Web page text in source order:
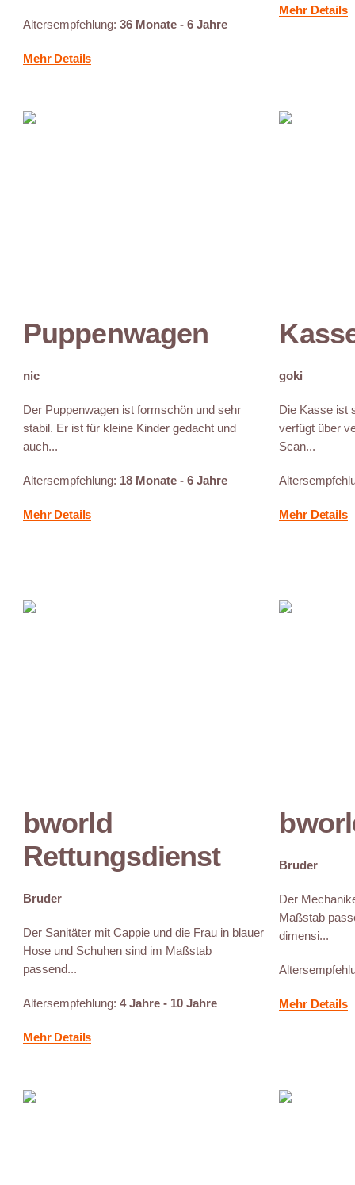
Altersempfehlung:36 Monate - 6 Jahre
Mehr Details
Mehr Details
Puppenwagen
nic
Der Puppenwagen ist formschön und sehr
stabil. Er ist für kleine Kinder gedacht und
auch...
Altersempfehlung: 18 Monate - 6 Jahre
Mehr Details
goki
Die Kasse ist
verfügt über
Scan...
Mehr Details
bworld
Rettungsdienst
Bruder
Der Sanitäter mit Cappie und die Frau in blauer
Hose und Schuhen sind im Maßstab
passend...
Altersempfehlung:4 Jahre - 10 Jahre
Mehr Details
Bruder
Der
Maßstab
dimensi...
Mehr Details